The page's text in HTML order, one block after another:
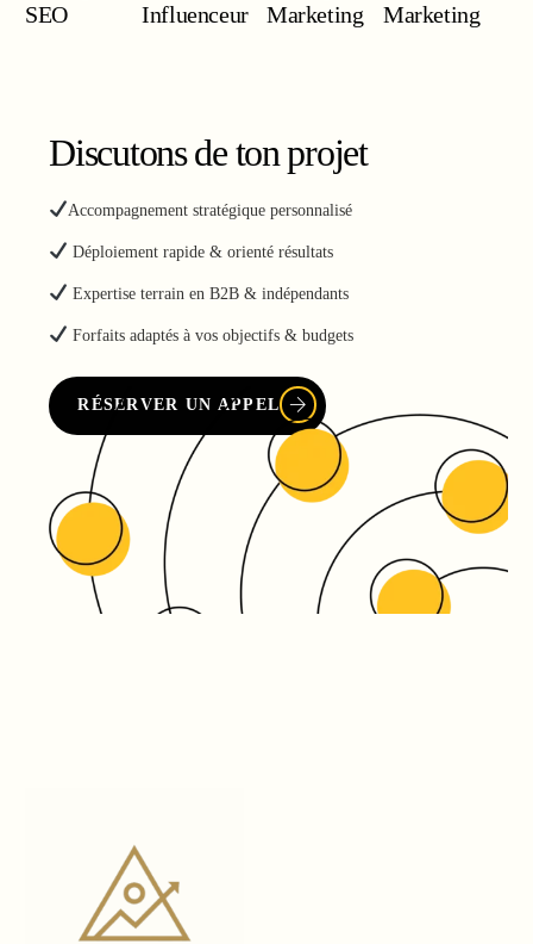
SEO
Influenceur
Marketing
Marketing
Discutons de ton projet
Accompagnement stratégique personnalisé
Déploiement rapide & orienté résultats
Expertise terrain en B2B & indépendants
Forfaits adaptés à vos objectifs & budgets
RÉSERVER UN APPEL